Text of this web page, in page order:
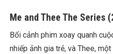
Me and Thee The Series
Bối cảnh phim xoay quanh
nhiếp ảnh gia trẻ, và Thee,